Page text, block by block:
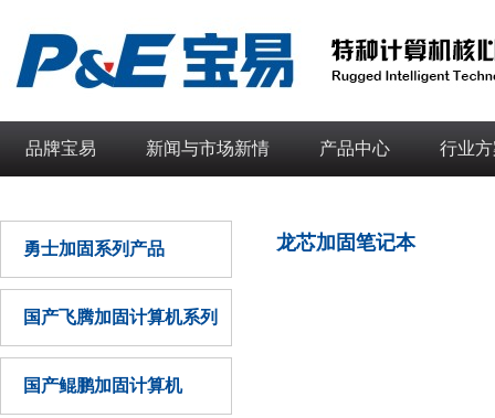
品牌宝易 新闻与市场新情 产品中心 行业
勇士加固系列产品
国产飞腾加固计算机系列
国产鲲鹏加固计算机
龙芯加固笔记本